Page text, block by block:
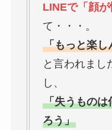
LINEで「顔
て・・・。
「もっと楽し
と言われまし
し、
「失うものは
ろう」